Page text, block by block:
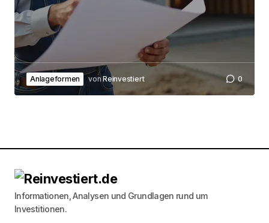
Anlageformen vonReinvestiert 0
Informationen, Analysen und Grundlagen rund um
Investitionen.